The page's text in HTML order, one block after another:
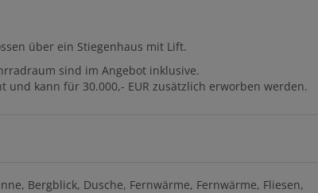
über ein Stiegenhaus mit Lift.
sind im Angebot inklusive.
und kann für 30.000,- EUR zusätzlich erworben werden.
Bergblick Dusche Fernwärme Fernwärme Fliesen